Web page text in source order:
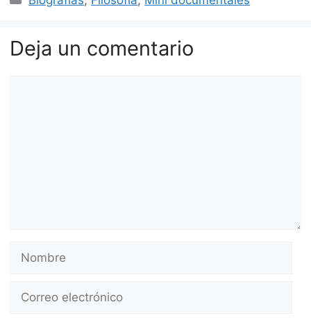
Deja un comentario
electrónico